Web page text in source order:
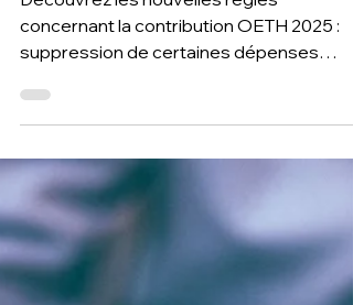
Déduction dépenses de la
contribution OETH : Fin des
suppression de certaines dépenses
déductibles, fin de la modulation et